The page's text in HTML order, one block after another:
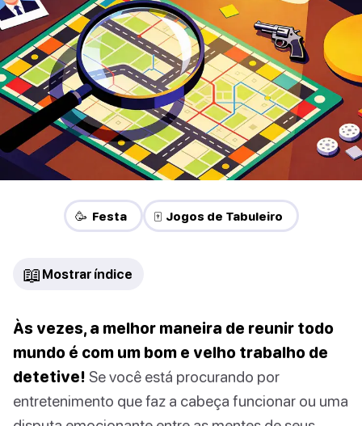
🥳 Festa 🀄 Jogos de Tabuleiro
📖 Mostrar índice
Às vezes, a melhor maneira de reunir todo
mundo é com um bom e velho trabalho de
detetive! Se você está procurando por
entretenimento que faz a cabeça funcionar ou uma